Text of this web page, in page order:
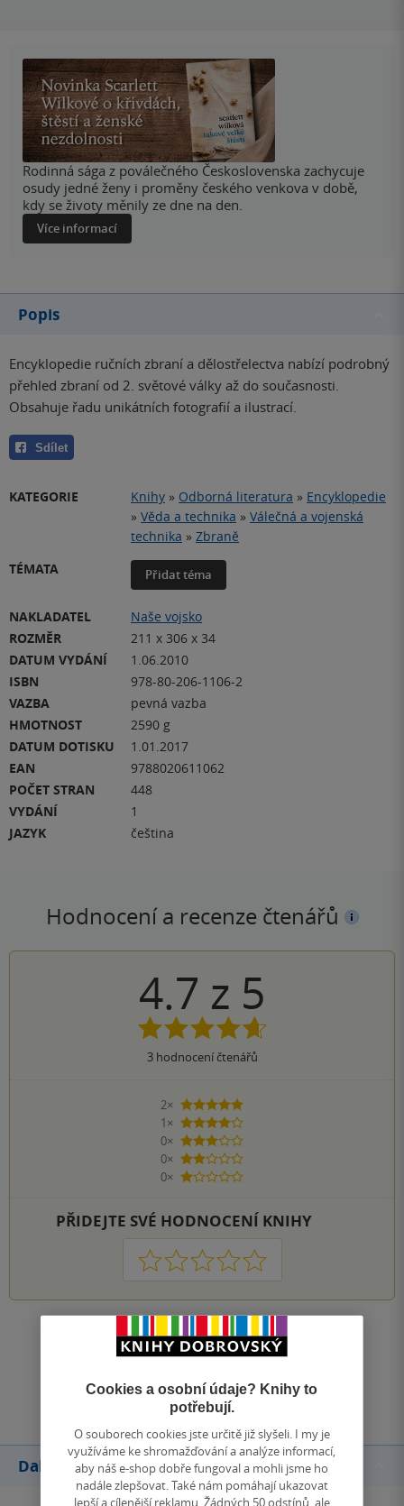
Rodinná sága z poválečného Československa zachycuje
osudy jedné ženy i proměny českého venkova v době,
kdy se životy měnily ze dne na den.
Více informací
Popis
Encyklopedie ručních zbraní a dělostřelectva nabízí podrobný
přehled zbraní od 2. světové války až do současnosti.
Obsahuje řadu unikátních fotografií a ilustrací.
Sdílet
KATEGORIE Knihy » Odborná literatura » Encyklopedie
» Věda a technika » Válečná a vojenská
technika » Zbraně
TÉMATA
Přidat téma
NAKLADATEL
Naše vojsko
ROZMĚR
211 x 306 x 34
DATUM VYDÁNÍ
1.06.2010
ISBN
978-80-206-1106-2
VAZBA
pevná vazba
HMOTNOST
2590 g
DATUM DOTISKU
1.01.2017
EAN
9788020611062
POČET STRAN
448
VYDÁNÍ
1
JAZYK
čeština
Hodnocení a recenze čtenářů
4.7 z 5
3hodnocení čtenářů
2×
5 hvězdiček
1×
4 hvězdičky
0×
3 hvězdičky
0×
2 hvězdičky
0×
1 hvezdička
PŘIDEJTE SVÉ HODNOCENÍ KNIHY
1 2 3 4 5
Zobrazit všechna hodnocení
Přidat hodnocení
Další knihy autora
Cookies a osobní údaje? Knihy to
potřebují.
O souborech cookies jste určitě již slyšeli. I my je
využíváme ke shromažďování a analýze informací,
aby náš e-shop dobře fungoval a mohli jsme ho
nadále zlepšovat. Také nám pomáhají ukazovat
lepší a cílenější reklamu. Žádných 50 odstínů, ale